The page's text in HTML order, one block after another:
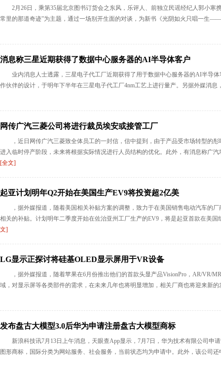
2月26日，乘第35届北京图书订货会之东风，乐评人、前独立民谣经纪人郭小寒
常里的那道奇迹”为主题，通过一场别开生面的对谈，为新书《光阴如火只唱一生
消息称三星近期获得了数据中心服务器的AI半导体客户
业内消息人士透露，三星电子代工厂近期获得了用于数据中心服务器的AI半导
作伙伴的设计，于明年下半年在三星电子代工厂4nm工艺上进行量产。另据外媒消息
网传广汽三菱公司将进行裁员埃安或接管工厂
，近日网传广汽三菱致全体员工的一封信，信中提到，由于产品受市场转型的
进入临时停产阶段，未来将根据实际情况进行人员结构的优化。此外，有消息称广
[全文]
起亚计划明年Q2开始在美国生产EV9将投资超2亿美
，据外媒报道，随着美国相关补贴方案的调整，致力于在美国销售电动汽车的
相关的补贴。计划明年二季度开始在佐治亚州工厂生产的EV9，将是起亚首款在美
文]
LG显示正探讨将硅基OLED显示屏用于VR设备
，据外媒报道，随着苹果在6月份推出他们的首款头显产品VisionPro，AR/VR/
域，对显示屏等各类部件的需求，在未来几年也将明显增加，相关厂商也将迎来新
发布盘古大模型3.0后华为申请注册盘古大模型商标
新浪科技讯7月13日上午消息，天眼查App显示，7月7日，华为技术有限公司申请
图形商标，国际分类为网站服务、社会服务，当前状态均为申请中。此外，该公司还